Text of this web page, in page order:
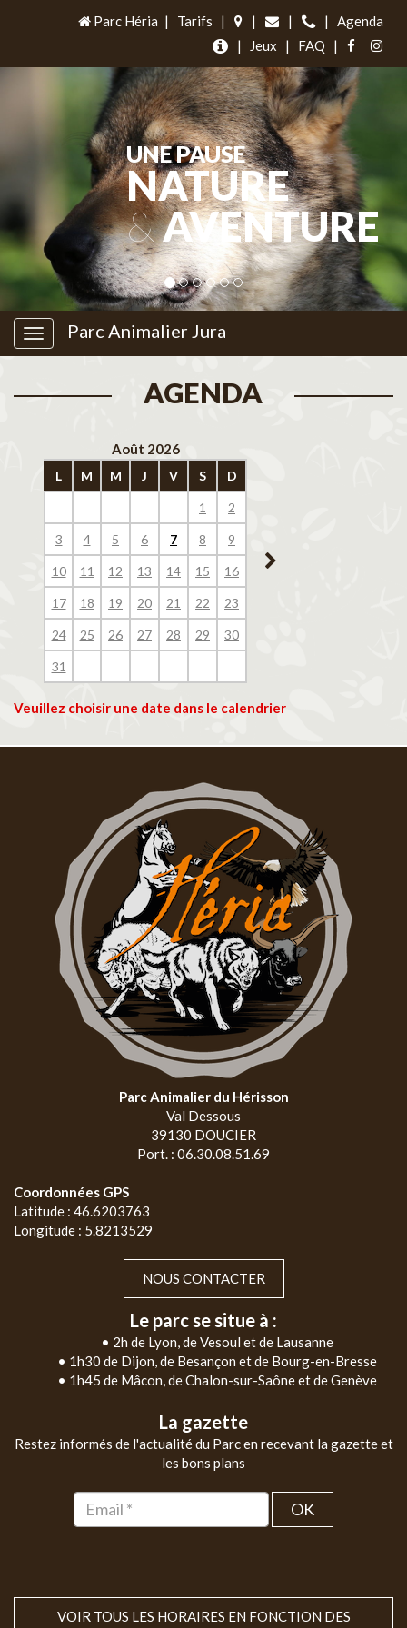
Parc Héria | Tarifs | | | |
Agenda
|
Jeux | FAQ |
UNE PAUSE
NATURE
&AVENTURE
Parc Animalier Jura
AGENDA
Août 2026
L M M J V S D
1 2
3 4 5 6 7 8 9
10 11 12 13 14 15 16
17 18 19 20 21 22 23
24 25 26 27 28 29 30
31
14
Veuillez choisir une date dans le calendrier
Parc Animalier du Hérisson
Val Dessous
39130 DOUCIER
Port. : 06.30.08.51.69
Coordonnées GPS
Latitude : 46.6203763
Longitude : 5.8213529
NOUS CONTACTER
Le parc se situe à :
• 2h de Lyon, de Vesoul et de Lausanne
• 1h30 de Dijon, de Besançon et de Bourg-en-Bresse
• 1h45 de Mâcon, de Chalon-sur-Saône et de Genève
La gazette
Restez informés de l'actualité du Parc en recevant la gazette et
les bons plans
OK
VOIR TOUS LES HORAIRES EN FONCTION DES